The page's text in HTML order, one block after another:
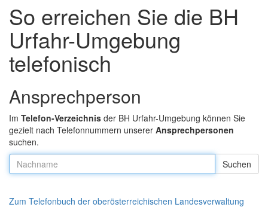
So erreichen Sie die BH
Urfahr-Umgebung
telefonisch
Ansprechperson
Im Telefon-Verzeichnis der BH Urfahr-Umgebung können Sie
gezielt nach Telefonnummern unserer Ansprechpersonen
suchen.
Nachname:
Zum Telefonbuch der oberösterreichischen Landesverwaltung